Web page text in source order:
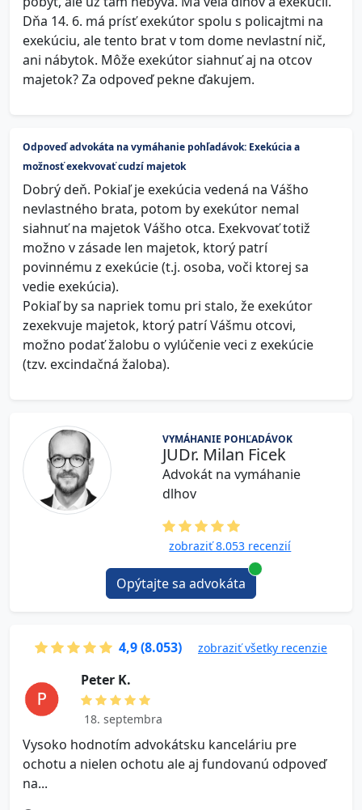
Dňa 14. 6. má prísť exekútor spolu s policajtmi na
exekúciu, ale tento brat v tom dome nevlastní nič,
ani nábytok. Môže exekútor siahnuť aj na otcov
majetok? Za odpoveď pekne ďakujem.
Odpoveď advokáta na vymáhanie pohľadávok: Exekúcia a
možnosť exekvovať cudzí majetok
Dobrý deň. Pokiaľ je exekúcia vedená na Vášho
nevlastného brata, potom by exekútor nemal
siahnuť na majetok Vášho otca. Exekvovať totiž
možno v zásade len majetok, ktorý patrí
povinnému z exekúcie (t.j. osoba, voči ktorej sa
vedie exekúcia).
Pokiaľ by sa napriek tomu pri stalo, že exekútor
zexekvuje majetok, ktorý patrí Vášmu otcovi,
možno podať žalobu o vylúčenie veci z exekúcie
(tzv. excindačná žaloba).
VYMÁHANIE POHĽADÁVOK
JUDr. Milan Ficek
Advokát na vymáhanie
dlhov
zobraziť 8.053 recenzií
Opýtajte sa advokáta
4,9 (8.053) zobraziť všetky recenzie
P e t e r K.
18. septembra
Vysoko hodnotím advokátsku kanceláriu pre
ochotu a nielen ochotu ale aj fundovanú odpoveď
na...